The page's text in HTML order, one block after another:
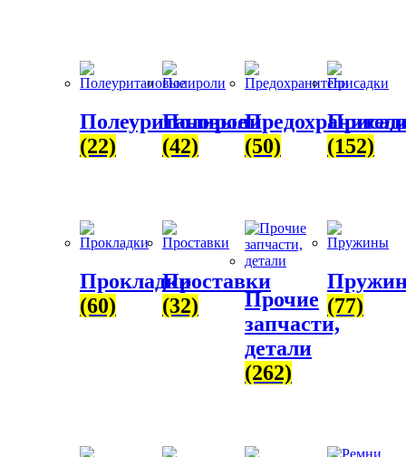
Полеуритановые
(22)
Полироли
(42)
(50)
(152)
Прокладки
(60)
Проставки
(32)
Прочие
запчасти,
детали
(262)
(77)